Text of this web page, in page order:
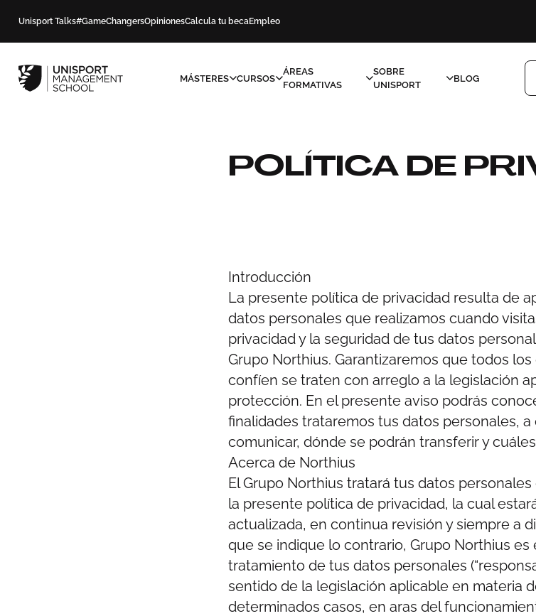
Unisport Talks#GameChangersOpinionesCalcula tu becaEmpleo
MÁSTERES CURSOS
ÁREAS
FORMATIVAS
SOBRE
UNISPORT
BLOG
POLÍTICA DE
Introducción
La presente política de privacidad resulta de
datos personales que realizamos cuando
privacidad y la seguridad de tus datos
Grupo Northius. Garantizaremos que todos
confíen se traten con arreglo a la legislación
protección. En el presente aviso podrás
finalidades trataremos tus datos personales,
comunicar, dónde se podrán transferir y
Acerca de Northius
El Grupo Northius tratará tus datos
la presente política de privacidad, la cual
actualizada, en continua revisión y siempre a
que se indique lo contrario, Grupo Northius es
tratamiento de tus datos personales
sentido de la legislación aplicable en materia
determinados casos, en aras del